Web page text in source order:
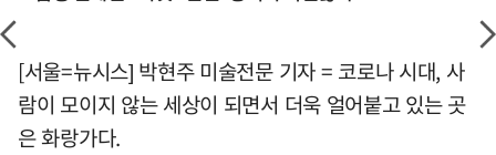
[서울=뉴시스] 박현주 미술전문 기자 = 코로나 시대, 사
람이 모이지 않는 세상이 되면서 더욱 얼어붙고 있는 곳
은 화랑가다.